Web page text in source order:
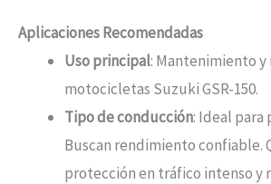
Aplicaciones Recomendadas
Uso principal: Mantenimiento y
motocicletas Suzuki GSR-150.
Tipo de conducción: Ideal para
Buscan rendimiento confiable.
protección en tráfico intenso y